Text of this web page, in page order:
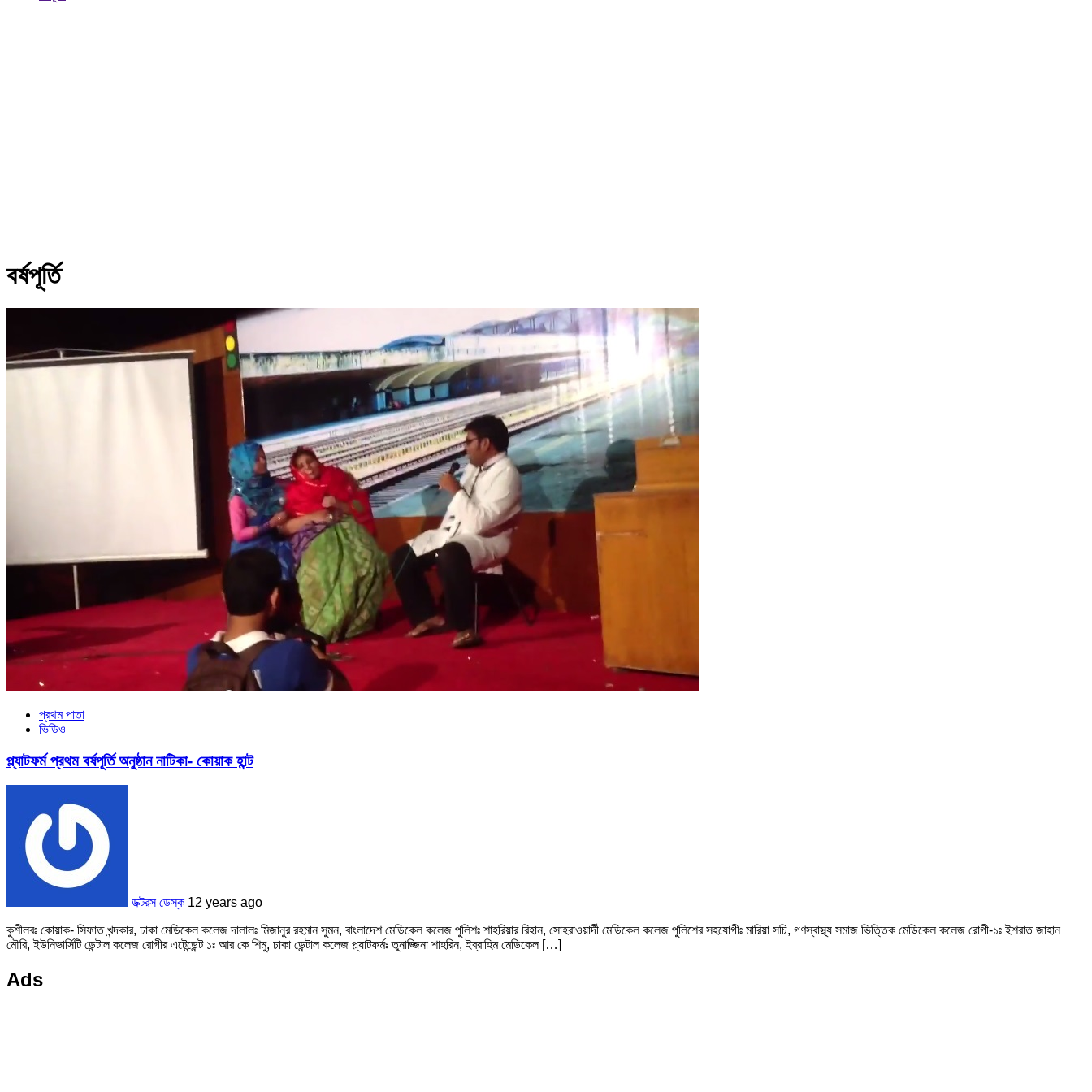
বর্ষপূর্তি
প্রথম পাতা
ভিডিও
প্ল্যাটফর্ম প্রথম বর্ষপূর্তি অনুষ্ঠান নাটিকা- কোয়াক হান্ট
ডক্টরস ডেস্ক 12 years ago
কুশীলবঃ কোয়াক- সিফাত খন্দকার, ঢাকা মেডিকেল কলেজ দালালঃ মিজানুর রহমান সুমন, বাংলাদেশ মেডিকেল কলেজ পুলিশঃ শাহরিয়ার রিহান, সোহরাওয়ার্দী মেডিকেল কলেজ পুলিশের সহযোগীঃ মারিয়া সচি, গণস্বাস্থ্য সমাজ ভিত্তিক মেডিকেল কলেজ রোগী-১ঃ ইশরাত জাহান
মৌরি, ইউনিভার্সিটি ডেন্টাল কলেজ রোগীর এটেন্ডেন্ট ১ঃ আর কে শিমু, ঢাকা ডেন্টাল কলেজ প্ল্যাটফর্মঃ তুনাজ্জিনা শাহরিন, ইব্রাহিম মেডিকেল […]
Ads